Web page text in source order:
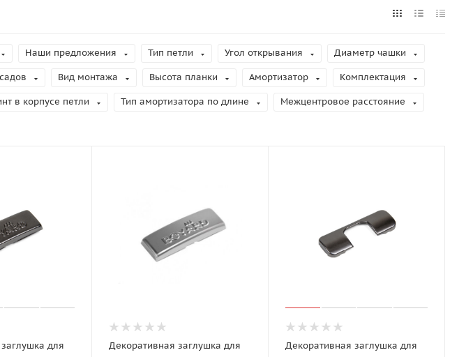
Наши предложения Тип петли Угол открывания Диаметр чашки
Вид монтажа Высота планки Амортизатор Комплектация
в корпусе петли Тип амортизатора по длине Межцентровое расстояние
для
Декоративная заглушка для
Декоративная заглушка для